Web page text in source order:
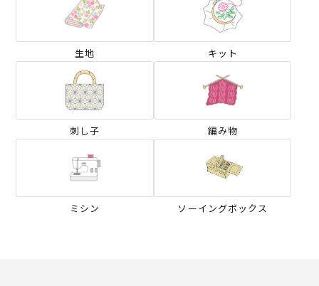
生地 キット
刺し子 編み物
ミシン ソーイングボックス